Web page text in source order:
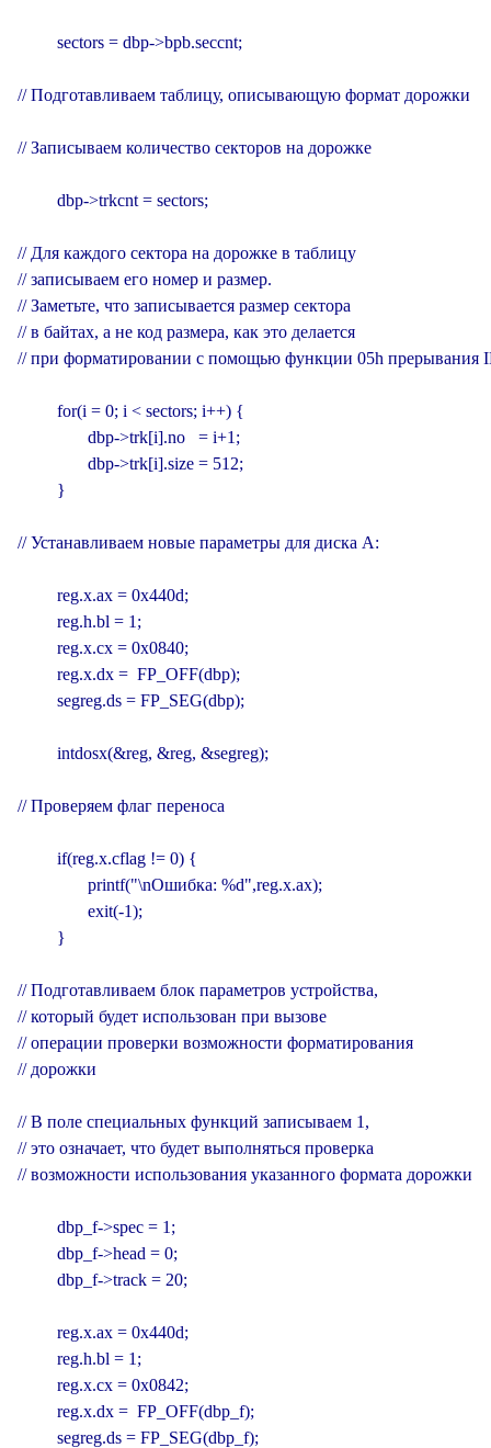
         sectors = dbp->bpb.seccnt;
// Подготавливаем таблицу, описывающую формат дорожки
// Записываем количество секторов на дорожке
         dbp->trkcnt = sectors;
// Для каждого сектора на дорожке в таблицу
// записываем его номер и размер.
// Заметьте, что записывается размер сектора
// в байтах, а не код размера, как это делается
// при форматировании с помощью функции 05h прерывания
         for(i = 0; i < sectors; i++) {
                dbp->trk[i].no   = i+1;
                dbp->trk[i].size = 512;
         }
// Устанавливаем новые параметры для диска А:
         reg.x.ax = 0x440d;
         reg.h.bl = 1;
         reg.x.cx = 0x0840;
         reg.x.dx =  FP_OFF(dbp);
         segreg.ds = FP_SEG(dbp);
         intdosx(&reg, &reg, &segreg);
// Проверяем флаг переноса
         if(reg.x.cflag != 0) {
                printf("\nОшибка: %d",reg.x.ax);
                exit(-1);
         }
// Подготавливаем блок параметров устройства,
// который будет использован при вызове
// операции проверки возможности форматирования
// дорожки
// В поле специальных функций записываем 1,
// это означает, что будет выполняться проверка
// возможности использования указанного формата дорожки
         dbp_f->spec = 1;
         dbp_f->head = 0;
         dbp_f->track = 20;
         reg.x.ax = 0x440d;
         reg.h.bl = 1;
         reg.x.cx = 0x0842;
         reg.x.dx =  FP_OFF(dbp_f);
         segreg.ds = FP_SEG(dbp_f);